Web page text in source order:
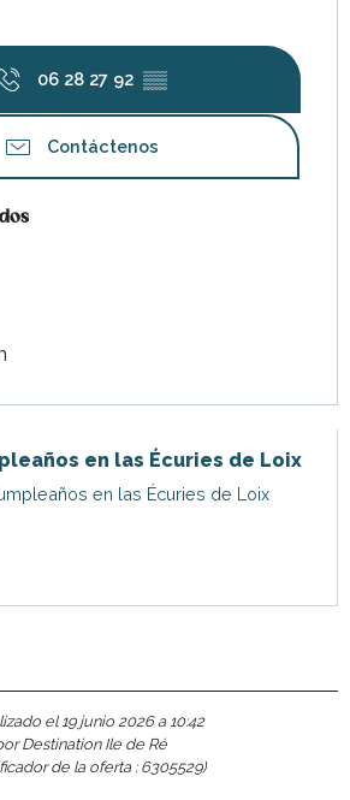
06 28 27 92 ▒▒
Contáctenos
en las Écuries de Loix
en las Écuries de Loix
el 19 junio 2026 a 10:42
Destination Ile de Ré
de la oferta : 6305529)